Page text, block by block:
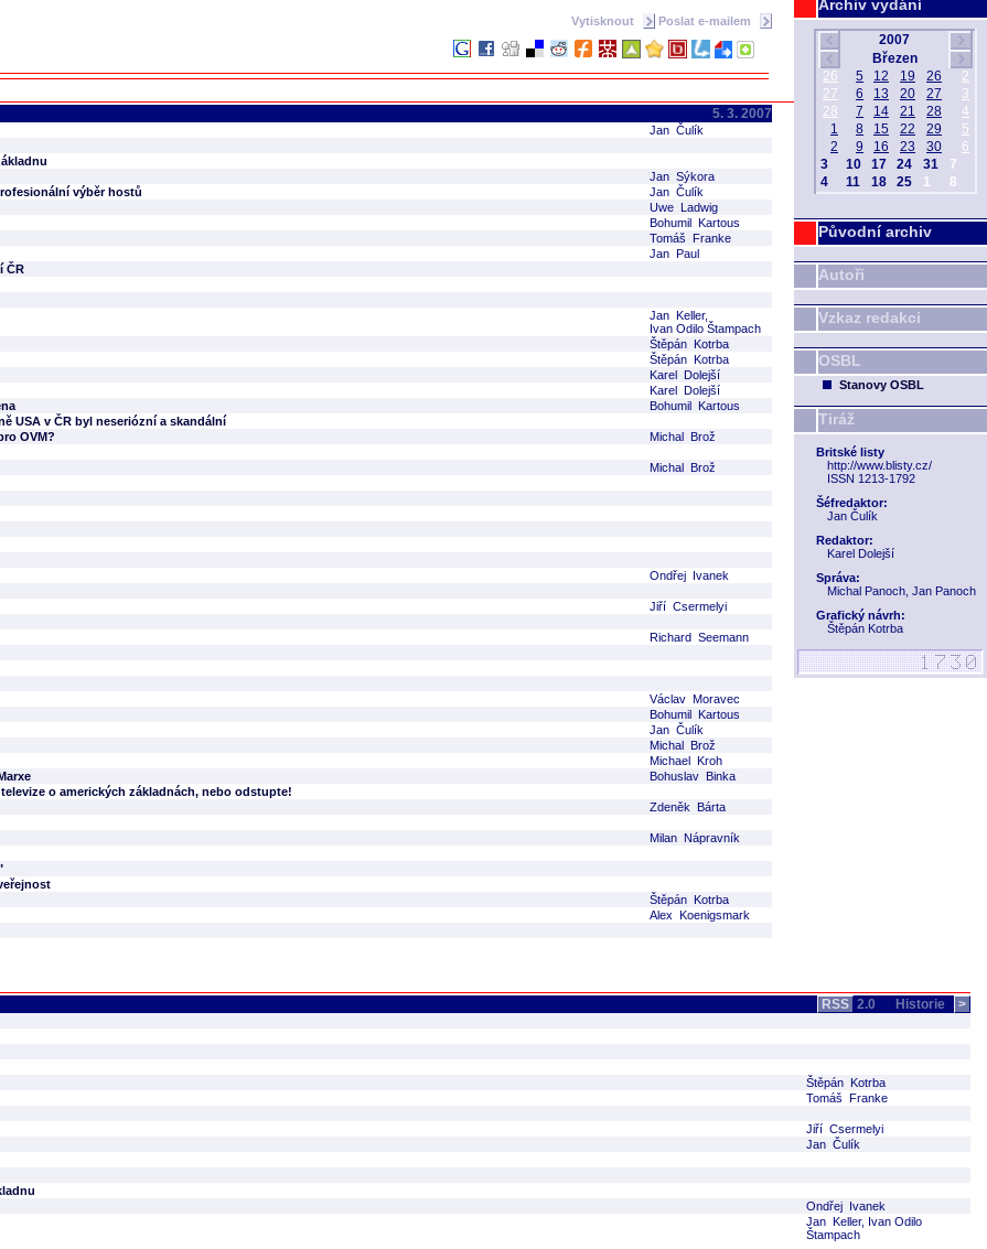
Archiv vydání
Původní archiv
Autoři
Vzkaz redakci
OSBL
Stanovy OSBL
Tiráž
Britské listy
http://www.blisty.cz/
ISSN 1213-1792
Šéfredaktor:
Jan Čulík
Redaktor:
Karel Dolejší
Správa:
Michal Panoch, Jan Panoch
Grafický návrh:
Štěpán Kotrba
Vytisknout Poslat e-mailem
5. 3. 2007
Jan Čulík
Jan Sýkora
výběr hostů
Jan Čulík
Uwe Ladwig
Bohumil Kartous
Tomáš Franke
Jan Paul
ČR
Jan Keller,
Ivan Odilo Štampach
Štěpán Kotrba
Štěpán Kotrba
Karel Dolejší
Karel Dolejší
Bohumil Kartous
USA v ČR byl neseriózní a skandální
OVM?
Michal Brož
Michal Brož
Ondřej Ivanek
Jiří Csermelyi
Richard Seemann
Václav Moravec
Bohumil Kartous
Jan Čulík
Michal Brož
Michael Kroh
Bohuslav Binka
o amerických základnách, nebo odstupte!
Zdeněk Bárta
Milan Nápravník
Štěpán Kotrba
Alex Koenigsmark
RSS 2.0 Historie >
Štěpán Kotrba
Tomáš Franke
Jiří Csermelyi
Jan Čulík
Ondřej Ivanek
Jan Keller, Ivan Odilo
Štampach